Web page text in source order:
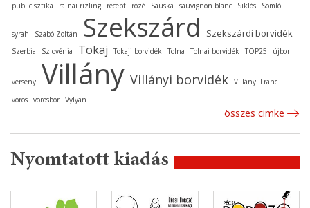
publicisztika
rajnai rizling recept rozé Sauska sauvignon blanc Siklós Somló
syrah Szabó Zoltán Szekszárd Szekszárdi borvidék
Szerbia Szlovénia Tokaj Tokaji borvidék Tolna Tolnai borvidék TOP25 újbor
verseny Villány Villányi borvidék Villányi Franc
vörös vörösbor Vylyan
összes cimke
Nyomtatott kiadás